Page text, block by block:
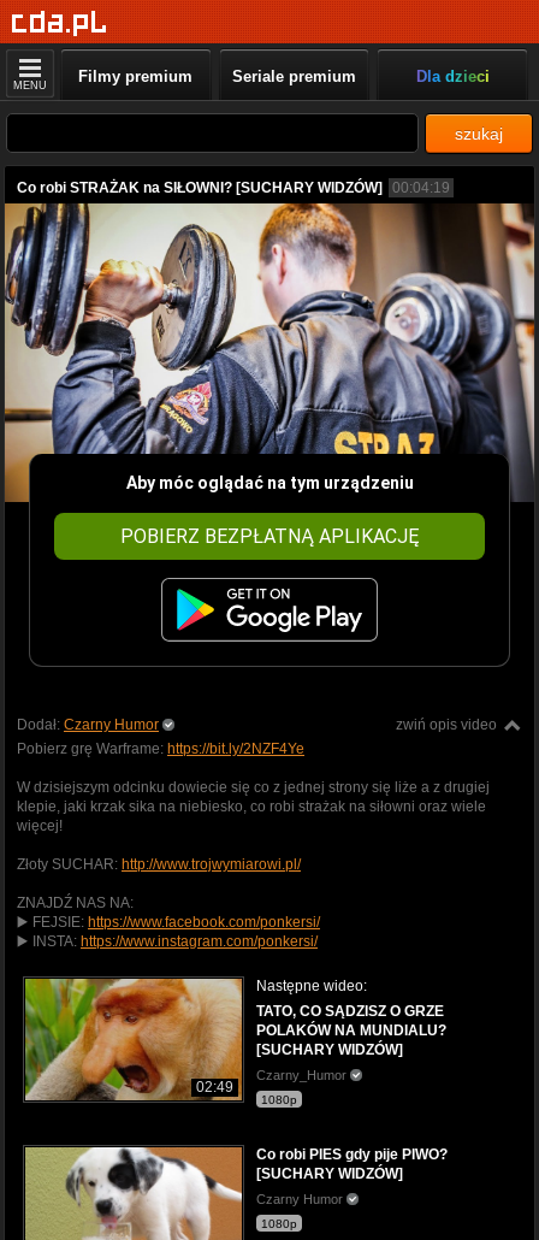
MENU Filmy premium Seriale premium Dla dzieci
szukaj
Co robi STRAŻAK na SIŁOWNI? [SUCHARY WIDZÓW] 00:04:19
Aby móc oglądać na tym urządzeniu
POBIERZ BEZPŁATNĄ APLIKACJĘ
zwiń opis video
Dodał: Czarny Humor
Pobierz grę Warframe: https://bit.ly/2NZF4Ye
W dzisiejszym odcinku dowiecie się co z jednej strony się liże a z drugiej
klepie, jaki krzak sika na niebiesko, co robi strażak na siłowni oraz wiele
więcej!
Złoty SUCHAR: http://www.trojwymiarowi.pl/
ZNAJDŹ NAS NA:
▶️ FEJSIE: https://www.facebook.com/ponkersi/
▶️ INSTA: https://www.instagram.com/ponkersi/
02:49
Następne wideo:
TATO, CO SĄDZISZ O GRZE
POLAKÓW NA MUNDIALU?
[SUCHARY WIDZÓW]
Czarny_Humor
1080p
Co robi PIES gdy pije PIWO?
[SUCHARY WIDZÓW]
Czarny Humor
1080p